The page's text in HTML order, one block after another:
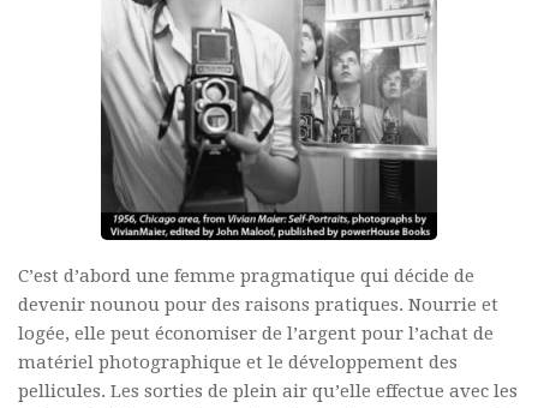
C’est d’abord une femme pragmatique qui décide de
devenir nounou pour des raisons pratiques. Nourrie et
logée, elle peut économiser de l’argent pour l’achat de
matériel photographique et le développement des
pellicules. Les sorties de plein air qu’elle effectue avec les